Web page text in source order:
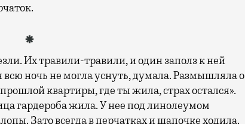
Их травили-травили, и один заполз к ней
всю ночь не могла уснуть, думала. Размышляла о
квартиры, где ты жила, страх остался».
гардероба жила. У нее под линолеумом
Зато всегда в перчатках и шапочке ходила.